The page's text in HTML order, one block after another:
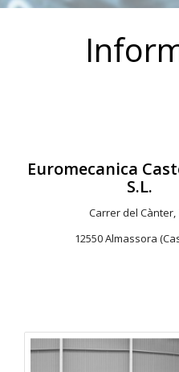
Euromecanica
S.L.
Carrer del Cànter,
12550 Almassora